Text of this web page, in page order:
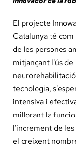
El projecte
Catalunya té
de les persones
mitjançant l'ús de
tecnologia,
intensiva i
millorant la
l'increment de
el creixent